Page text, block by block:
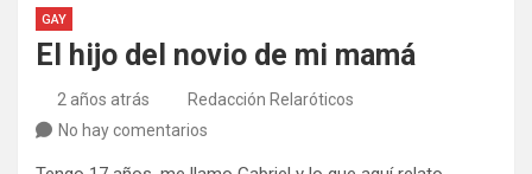
GAY
El hijo del novio de mi mamá
2 años atrás
Redacción Relaróticos
No hay comentarios